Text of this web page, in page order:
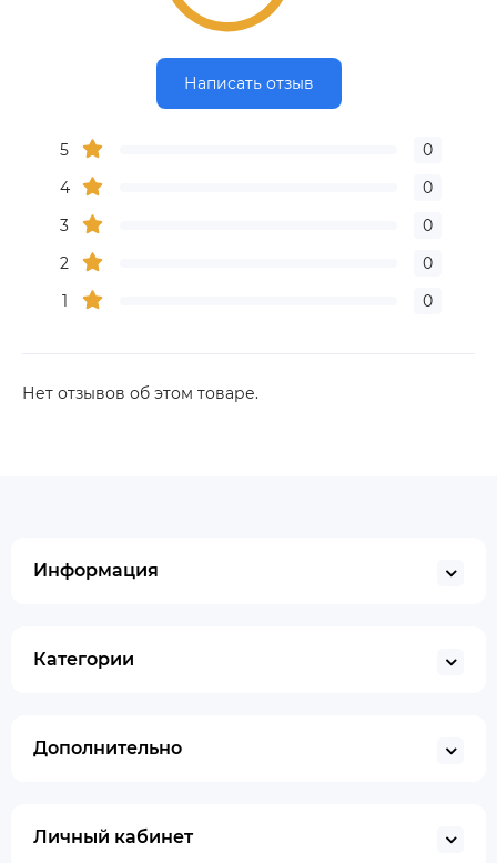
Написать отзыв
5
0
4
0
3
0
2
0
1
0
Нет отзывов об этом товаре.
Информация
Категории
Дополнительно
Личный кабинет